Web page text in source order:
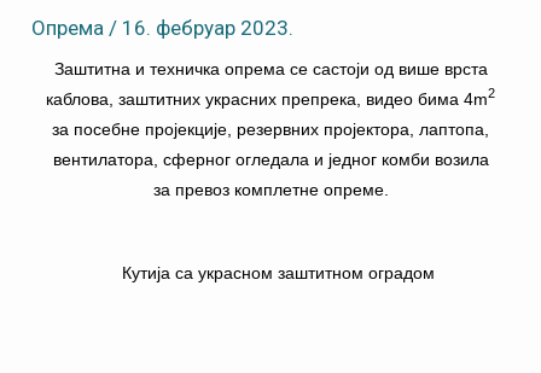
Опрема / 16. фебруар 2023.
Заштитна и техничка опрема се састоји од више врста
каблова, заштитних украсних препрека, видео бима 4m2
за посебне пројекције, резeрвних пројектора, лаптопа,
вентилатора, сферног огледала и једног комби возила
за превоз комплетне опреме.
Кутија са украсном заштитном оградом